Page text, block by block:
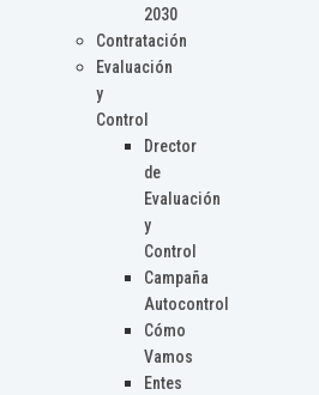
2030
Contratación
Evaluación
y
Control
Drector
de
Evaluación
y
Control
Campaña
Autocontrol
Cómo
Vamos
Entes